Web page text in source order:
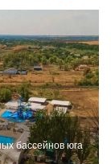
бассейнов юга